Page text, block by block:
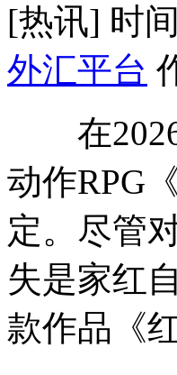
[热讯] 时
外汇平台
在2026
动作RPG
定。尽管
失是家红
款作品《